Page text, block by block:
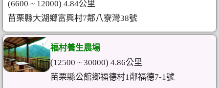
(6600 ~ 12000) 4.84公里
苗栗縣大湖鄉富興村7鄰八寮灣38號
福村養生農場
(12500 ~ 30000) 4.86公里
苗栗縣公館鄉福德村1鄰福德7-1號